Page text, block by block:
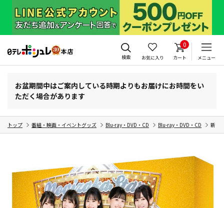
検索 お気に入り
0
カート メニュー
お盆期間中はご案内している時期よりもお届けにお時間をい
ただく場合があります
トップ 番組・映画・イベントグッズ Blu-ray・DVD・CD Blu-ray・DVD・CD 新・